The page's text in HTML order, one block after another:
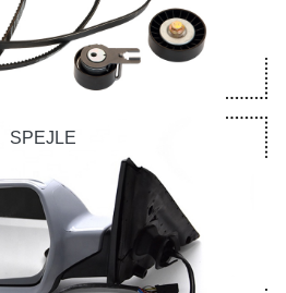
SPEJLE